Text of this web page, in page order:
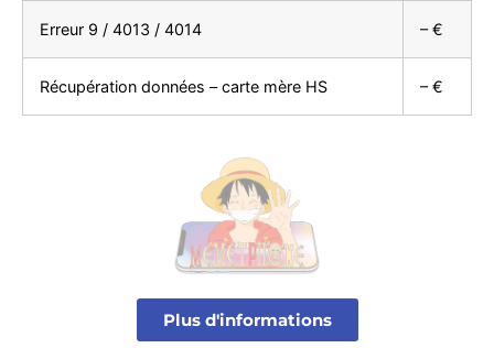
Erreur 9 / 4013 / 4014 – €
Récupération données – carte mère HS – €
Plus d'informations